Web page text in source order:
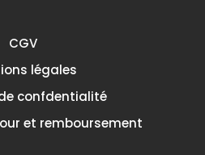
CGV
légales
confdentialité
et remboursement